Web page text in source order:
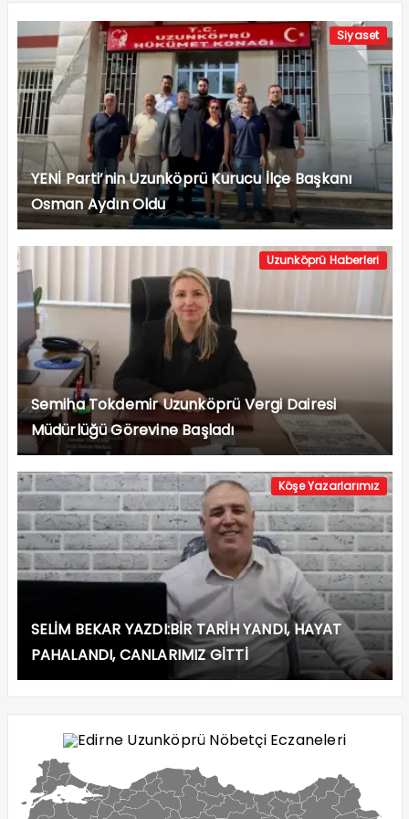
Siyaset
YENİ Parti’nin Uzunköprü Kurucu İlçe Başkanı
Osman Aydın Oldu
Uzunköprü Haberleri
Semiha Tokdemir Uzunköprü Vergi Dairesi
Müdürlüğü Görevine Başladı
Köşe Yazarlarımız
SELİM BEKAR YAZDI:BİR TARİH YANDI, HAYAT
PAHALANDI, CANLARIMIZ GİTTİ